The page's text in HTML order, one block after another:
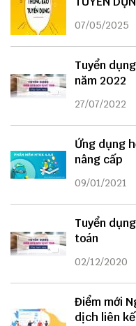
07/05/2025
Tuyển
năm 2022
27/07/2022
Ứng dụng
nâng cấp
09/01/2021
Tuyển
toán
02/12/2020
Điểm mới
dịch liên